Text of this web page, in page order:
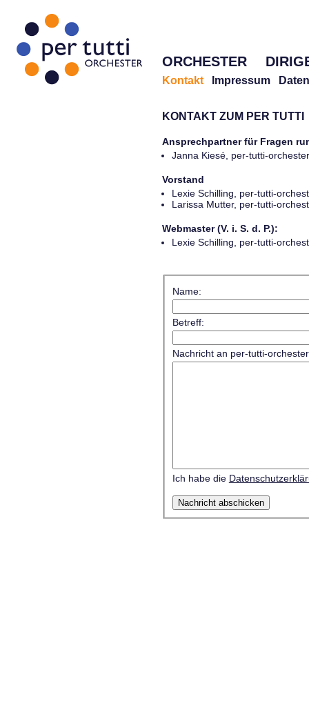
ORCHESTER
Kontakt Impressum
KONTAKT ZUM PER TUTTI
Ansprechpartner für Fragen
Janna Kiesé, per-tutti-
Vorstand
Lexie Schilling, per-tutti-
Larissa Mutter, per-tutti-
Webmaster (V. i. S. d. P.):
Lexie Schilling, per-tutti-
Name:
Betreff:
Nachricht an per-tutti-
Ich habe die